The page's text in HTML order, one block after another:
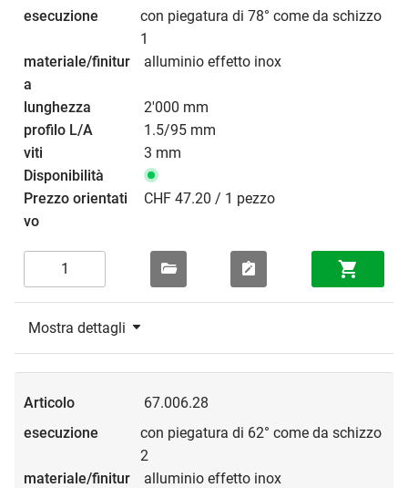
con piegatura di 78° come da schizzo
1
alluminio effetto inox
2'000 mm
1.5/95 mm
3 mm
CHF 47.20 / 1 pezzo
Mostra dettagli
67.006.28
con piegatura di 62° come da schizzo
2
alluminio effetto inox